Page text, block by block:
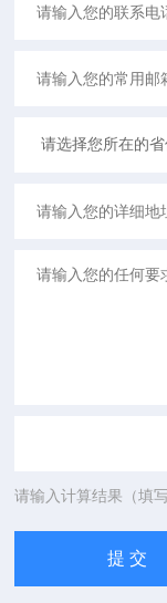
请输入计算结果（填